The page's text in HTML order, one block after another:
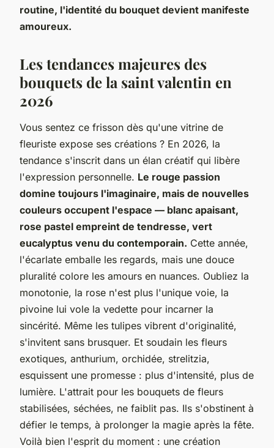
routine, l'identité du bouquet devient manifeste
amoureux.
Les tendances majeures des
bouquets de la saint valentin en
2026
Vous sentez ce frisson dès qu'une vitrine de
fleuriste expose ses créations ? En 2026, la
tendance s'inscrit dans un élan créatif qui libère
l'expression personnelle. Le rouge passion
domine toujours l'imaginaire, mais de nouvelles
couleurs occupent l'espace — blanc apaisant,
rose pastel empreint de tendresse, vert
eucalyptus venu du contemporain. Cette année,
l'écarlate emballe les regards, mais une douce
pluralité colore les amours en nuances. Oubliez la
monotonie, la rose n'est plus l'unique voie, la
pivoine lui vole la vedette pour incarner la
sincérité. Même les tulipes vibrent d'originalité,
s'invitent sans brusquer. Et soudain les fleurs
exotiques, anthurium, orchidée, strelitzia,
esquissent une promesse : plus d'intensité, plus de
lumière. L'attrait pour les bouquets de fleurs
stabilisées, séchées, ne faiblit pas. Ils s'obstinent à
défier le temps, à prolonger la magie après la fête.
Voilà bien l'esprit du moment : une création